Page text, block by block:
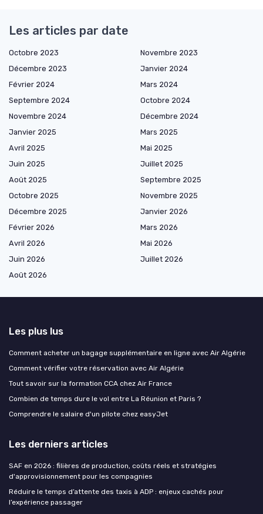
Les articles par date
Octobre 2023
Novembre 2023
Décembre 2023
Janvier 2024
Février 2024
Mars 2024
Septembre 2024
Octobre 2024
Novembre 2024
Décembre 2024
Janvier 2025
Mars 2025
Avril 2025
Mai 2025
Juin 2025
Juillet 2025
Août 2025
Septembre 2025
Octobre 2025
Novembre 2025
Décembre 2025
Janvier 2026
Février 2026
Mars 2026
Avril 2026
Mai 2026
Juin 2026
Juillet 2026
Août 2026
Les plus lus
Comment acheter un bagage supplémentaire en ligne avec Air Algérie
Comment vérifier votre réservation avec Air Algérie
Tout savoir sur la formation CCA chez Air France
Combien de temps dure le vol entre La Réunion et Paris ?
Comprendre le salaire d'un pilote chez easyJet
Les derniers articles
SAF en 2026 : filières de production, coûts réels et stratégies
d'approvisionnement pour les compagnies
Réduire le temps d’attente des taxis à ADP : enjeux cachés pour
l’expérience passager